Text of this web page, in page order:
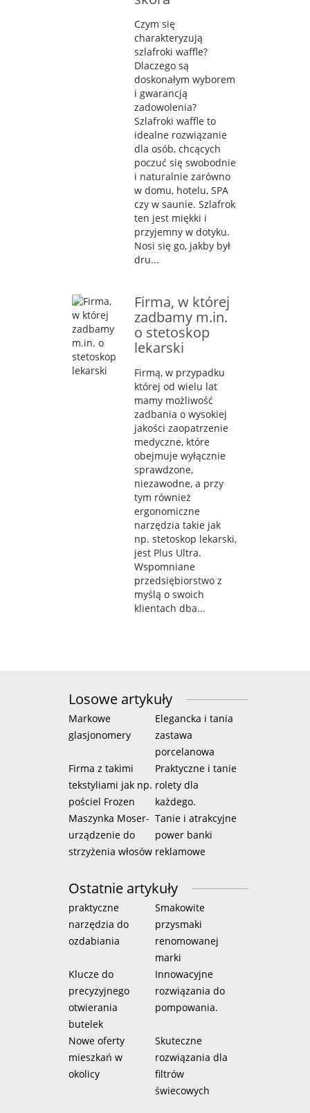
Czym się
charakteryzują
szlafroki waffle?
Dlaczego są
doskonałym wyborem
i gwarancją
zadowolenia?
Szlafroki waffle to
idealne rozwiązanie
dla osób, chcących
poczuć się swobodnie
i naturalnie zarówno
w domu, hotelu, SPA
czy w saunie. Szlafrok
ten jest miękki i
przyjemny w dotyku.
Nosi się go, jakby był
dru...
Firma, w której
zadbamy m.in.
o stetoskop
lekarski
Firmą, w przypadku
której od wielu lat
mamy możliwość
zadbania o wysokiej
jakości zaopatrzenie
medyczne, które
obejmuje wyłącznie
sprawdzone,
niezawodne, a przy
tym również
ergonomiczne
narzędzia takie jak
np. stetoskop lekarski,
jest Plus Ultra.
Wspomniane
przedsiębiorstwo z
myślą o swoich
klientach dba...
Losowe artykuły
Markowe
glasjonomery
Elegancka i tania
zastawa
porcelanowa
Firma z takimi
tekstyliami jak np.
pościel Frozen
Praktyczne i tanie
rolety dla
każdego.
Maszynka Moser-
urządzenie do
strzyżenia włosów
Tanie i atrakcyjne
power banki
reklamowe
Ostatnie artykuły
praktyczne
narzędzia do
ozdabiania
Smakowite
przysmaki
renomowanej
marki
Klucze do
precyzyjnego
otwierania
butelek
Innowacyjne
rozwiązania do
pompowania.
Nowe oferty
mieszkań w
okolicy
Skuteczne
rozwiązania dla
filtrów
świecowych